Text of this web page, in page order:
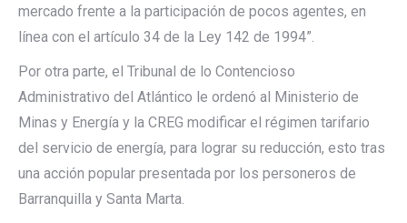
mercado frente a la participación de pocos agentes, en
línea con el artículo 34 de la Ley 142 de 1994”.
Por otra parte, el Tribunal de lo Contencioso
Administrativo del Atlántico le ordenó al Ministerio de
Minas y Energía y la CREG modificar el régimen tarifario
del servicio de energía, para lograr su reducción, esto tras
una acción popular presentada por los personeros de
Barranquilla y Santa Marta.